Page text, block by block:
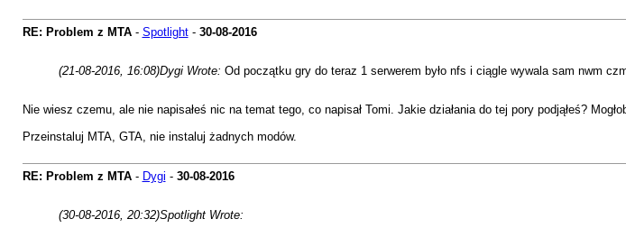
RE: Problem z MTA- Spotlight- 30-08-2016
(21-08-2016, 16:08)Dygi Wrote: Od początku gry do teraz 1 serwerem było nfs i ciągle wywala sam nwm
Nie wiesz czemu, ale nie napisałeś nic na temat tego, co napisał Tomi. Jakie działania do tej pory podjąłeś?
Przeinstaluj MTA, GTA, nie instaluj żadnych modów.
RE: Problem z MTA- Dygi - 30-08-2016
(30-08-2016, 20:32)Spotlight Wrote: